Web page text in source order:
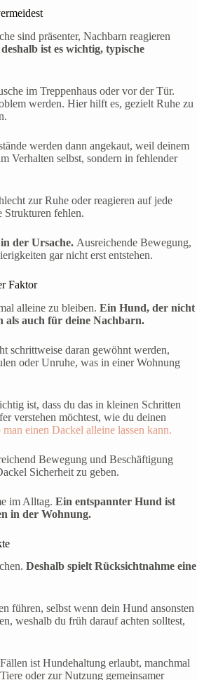
sind präsenter, Nachbarn reagieren
ist es wichtig, typische
im Treppenhaus oder vor der Tür.
werden. Hier hilft es, gezielt Ruhe zu
werden dann angekaut, weil deinem
Verhalten selbst, sondern in fehlender
zur Ruhe oder reagieren auf jede
Strukturen fehlen.
der Ursache. Ausreichende Bewegung,
gar nicht erst entstehen.
Faktor
alleine zu bleiben. Ein Hund, der nicht
als auch für deine Nachbarn.
schrittweise daran gewöhnt werden,
oder Unruhe, was in einer Wohnung
ist, dass du das in kleinen Schritten
verstehen möchtest, wie du deinen
man einen Dackel alleine lassen kann.
Bewegung und Beschäftigung
Sicherheit zu geben.
im Alltag. Ein entspannter Hund ist
in der Wohnung.
Deshalb spielt Rücksichtnahme eine
führen, selbst wenn dein Hund ansonsten
weshalb du früh darauf achten solltest,
ist Hundehaltung erlaubt, manchmal
oder zur Nutzung gemeinsamer